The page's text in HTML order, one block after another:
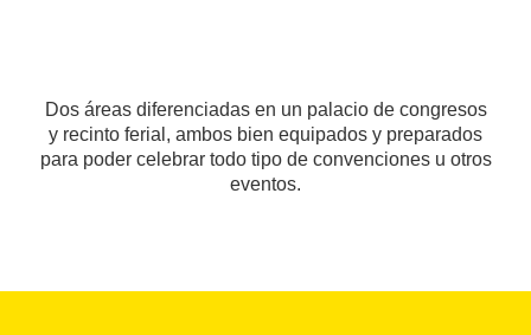
Dos áreas diferenciadas en un palacio de congresos
y recinto ferial, ambos bien equipados y preparados
para poder celebrar todo tipo de convenciones u otros
eventos.